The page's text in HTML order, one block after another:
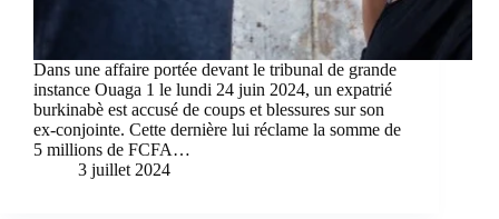
Dans une affaire portée devant le tribunal de grande
instance Ouaga 1 le lundi 24 juin 2024, un expatrié
burkinabè est accusé de coups et blessures sur son
ex-conjointe. Cette dernière lui réclame la somme de
5 millions de FCFA…
3 juillet 2024